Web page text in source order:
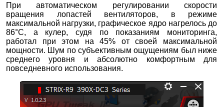
При автоматическом регулировании скорости
вращения лопастей вентиляторов, в режиме
максимальной нагрузки, графическое ядро нагрелось до
86°С, а кулер, судя по показаниям мониторинга,
работал при этом на 45% от своей максимальной
мощности. Шум по субъективным ощущениям был ниже
среднего уровня и абсолютно комфортным для
повседневного использования.